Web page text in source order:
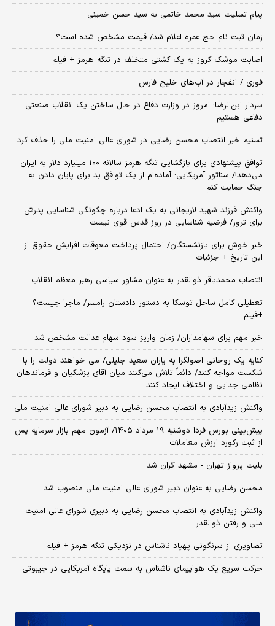
پیام تسلیت سید محمد خاتمی به سید حسن خمینی
زمان ثبت‌ نام حج عمره اعلام شد/ قیمت مشخص شده است؟
اصابت موشک کروز به یک کشتی متخلف در تنگه هرمز + فیلم
فوری / انفجار در آب‌های خلیج فارس
سردار ابن‌الرضا: امروز در وزارت دفاع در حال ساختن یک انقلاب صنعتی
دفاعی هستیم
تسنیم خبر انتصاب محسن رضایی در شورای عالی امنیت ملی را حذف کرد
توافق پیشنهادی برای بازگشایی تنگه هرمز سالانه ۱۰۰ میلیارد دلار به ایران
می‌دهد!/ سناتور آمریکایی: آماده‌ام از یک توافق بد برای پایان دادن به
جنگ حمایت کنم
واکنش فرزند شهید لاریجانی به یک ادعا درباره چگونگی شناسایی پدرش
برای ترور/ فرضیه شناسایی در روز قدس قوی نیست
خبر خوش برای بازنشستگان/ احتمال پرداخت معوقات افزایش حقوق از
این تاریخ + جزئیات
انتصاب محمدباقر ذوالقدر به عنوان مشاور سیاسی رهبر معظم انقلاب
تعطیلی کامل ساحل توسکا به دستور دادستان رامسر/ ماجرا چیست؟
+فیلم
خبر مهم برای سهامداران/ زمان واریز سود سهام عدالت مشخص شد
کنایه یک روحانی اصولگرا به یاران سعید جلیلی/ می خواهند دولت را با
شکست مواجه کنند/ دائماً تلاش می‌کنند میان آقای پزشکیان و فرماندهان
نظامی جدایی و اختلاف ایجاد کنند
واکنش زیدآبادی به انتصاب محسن رضایی به دبیر شورای عالی امنیت ملی
​پیش‌بینی بورس فردا دوشنبه ۱۹ مرداد ۱۴۰۵/ آزمون مهم بازار سرمایه پس
از ثبت رکورد ارزش معاملات
بلیت پرواز تهران - مشهد گران شد
محسن رضایی به عنوان دبیر شورای عالی امنیت ملی منصوب شد
واکنش زیدآبادی به انتصاب محسن رضایی به دبیری شورای عالی امنیت
ملی و رفتن ذوالقدر
تصاویری از سرنگونی پهپاد ناشناس در نزدیکی تنگه هرمز + فیلم
حرکت سریع یک هواپیمای ناشناس به سمت پایگاه آمریکایی در جیبوتی